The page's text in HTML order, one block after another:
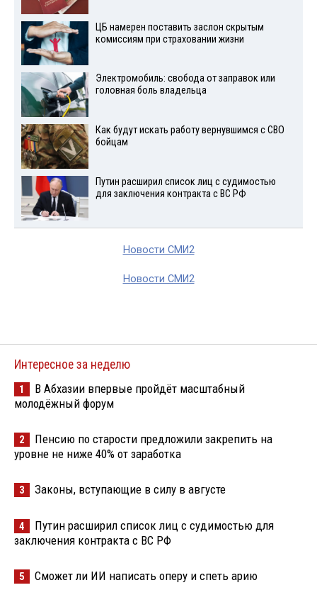
ЦБ намерен поставить заслон скрытым
комиссиям при страховании жизни
Электромобиль: свобода от заправок или
головная боль владельца
Как будут искать работу вернувшимся с СВО
бойцам
Путин расширил список лиц с судимостью
для заключения контракта с ВС РФ
Новости СМИ2
Новости СМИ2
Интересное за неделю
1
В Абхазии впервые пройдёт масштабный
молодёжный форум
2
Пенсию по старости предложили закрепить на
уровне не ниже 40% от заработка
3 Законы, вступающие в силу в августе
4
Путин расширил список лиц с судимостью для
заключения контракта с ВС РФ
5 Сможет ли ИИ написать оперу и спеть арию